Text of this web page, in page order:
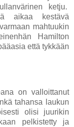
ketju.
aikaa kestävä
mahtuukin
Hamilton
että tykkään
on valloittanut
tahansa laukun
olisi juurikin
pelkistetty ja